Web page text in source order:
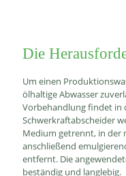
Die
Um einen
ölhaltige Abwasser
Vorbehandlung findet in
Schwerkraftabscheider
Medium getrennt, in der
anschließend
entfernt. Die
beständig und langlebig.